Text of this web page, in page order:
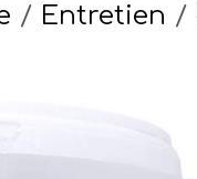
Entretien